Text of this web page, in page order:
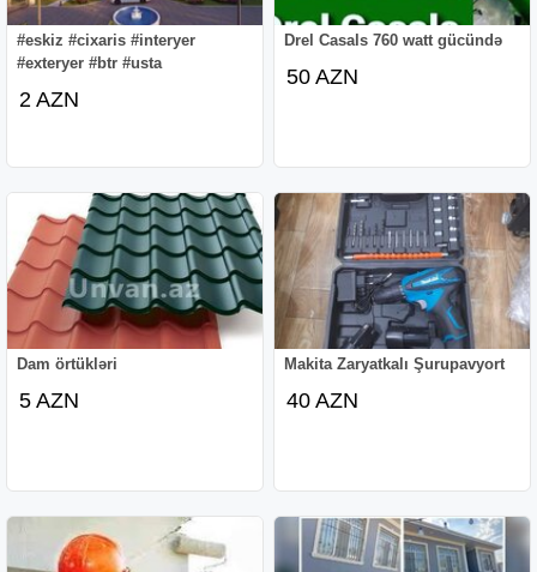
#eskiz #cixaris #interyer
#exteryer #btr #usta
2 AZN
Drel Casals 760 watt gücündə
50 AZN
Dam örtükləri
5 AZN
Makita Zaryatkalı Şurupavyort
40 AZN